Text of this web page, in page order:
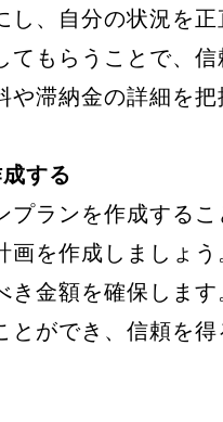
、自分の状況を正
てもらうことで、
や滞納金の詳細を把
する
プランを作成する
を作成しましょう
金額を確保します
とができ、信頼を